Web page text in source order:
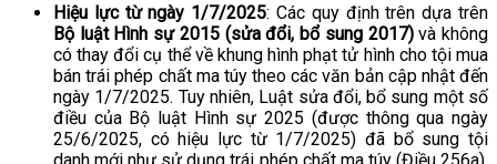
Hiệu lực từ ngày 1/7/2025: Các quy định trên dựa trên
Bộ luật Hình sự 2015 (sửa đổi, bổ sung 2017)và không
có thay đổi cụ thể về khung hình phạt tử hình cho tội mua
bán trái phép chất ma túy theo các văn bản cập nhật đến
ngày 1/7/2025. Tuy nhiên, Luật sửa đổi, bổ sung một số
điều của Bộ luật Hình sự 2025 (được thông qua ngày
25/6/2025, có hiệu lực từ 1/7/2025) đã bổ sung tội